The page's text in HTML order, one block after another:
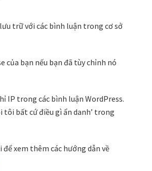
trữ với các bình luận trong cơ sở
của bạn nếu bạn đã tùy chỉnh nó
IP trong các bình luận WordPress.
tôi bất cứ điều gì ẩn danh’ trong
để xem thêm các hướng dẫn về